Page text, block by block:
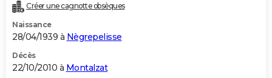
Créer une cagnotte obsèques
Naissance
28/04/1939 à Nègrepelisse
Décès
22/10/2010 à Montalzat